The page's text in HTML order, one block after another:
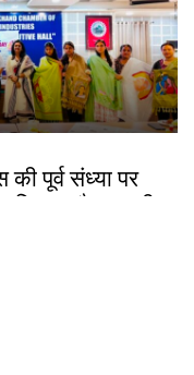
की पूर्व संध्या पर